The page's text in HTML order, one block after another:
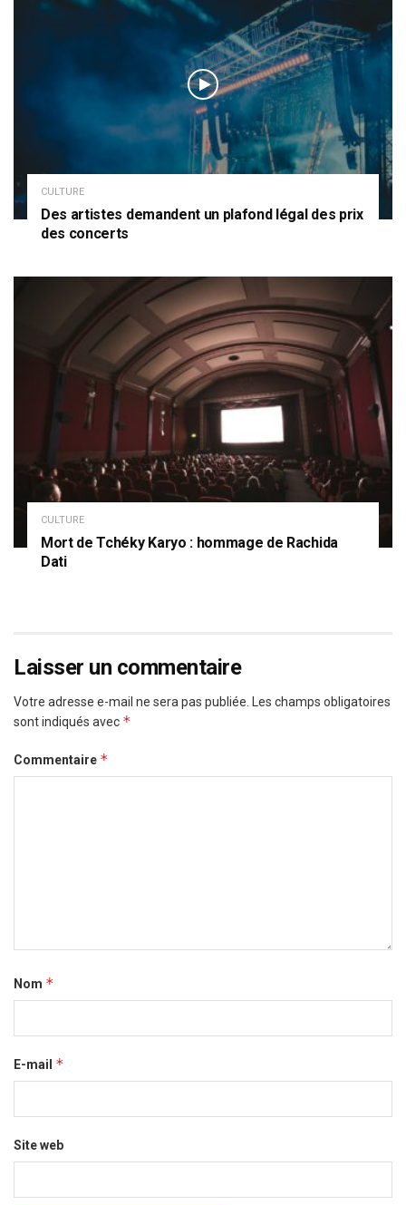
CULTURE
Des artistes demandent un plafond légal des prix
des concerts
CULTURE
Mort de Tchéky Karyo : hommage de Rachida
Dati
Laisser un commentaire
Votre adresse e-mail ne sera pas publiée. Les champs obligatoires
sont indiqués avec *
Commentaire *
Nom *
E-mail *
Site web